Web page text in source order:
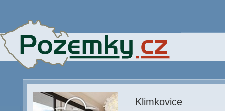
Klimkovice